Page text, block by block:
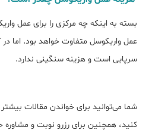
بسته به اینکه چه مرکزی را برای عمل
عمل واریکوسل متفاوت خواهد بود. اما
سرپایی است و هزینه سنگینی ندارد.
شما می‌توانید برای خواندن مقالات
کنید، همچنین برای رزرو نوبت و